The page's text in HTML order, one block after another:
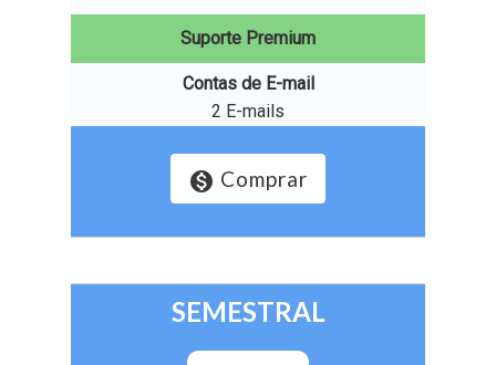
Suporte Premium
Contas de E-mail
2 E-mails
monetization_on Comprar
SEMESTRAL